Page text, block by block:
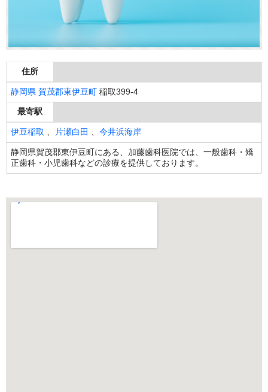
住所
静岡県 賀茂郡東伊豆町 稲取399-4
最寄駅
伊豆稲取 片瀬白田 今井浜海岸
静岡県賀茂郡東伊豆町にある、加藤歯科医院では、一般歯科・矯
正歯科・小児歯科などの診療を提供しております。